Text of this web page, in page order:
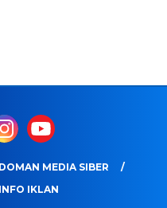
MEDIA SIBER
INFO IKLAN